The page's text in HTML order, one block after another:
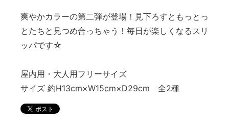
爽やかカラーの第二弾が登場！見下ろすともっとっ
とたちと見つめ合っちゃう！毎日が楽しくなるスリ
ッパです☆
屋内用・大人用フリーサイズ
サイズ 約H13cm×W15cm×D29cm 全2種